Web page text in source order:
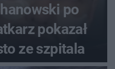
po
pokazał
ze szpitala